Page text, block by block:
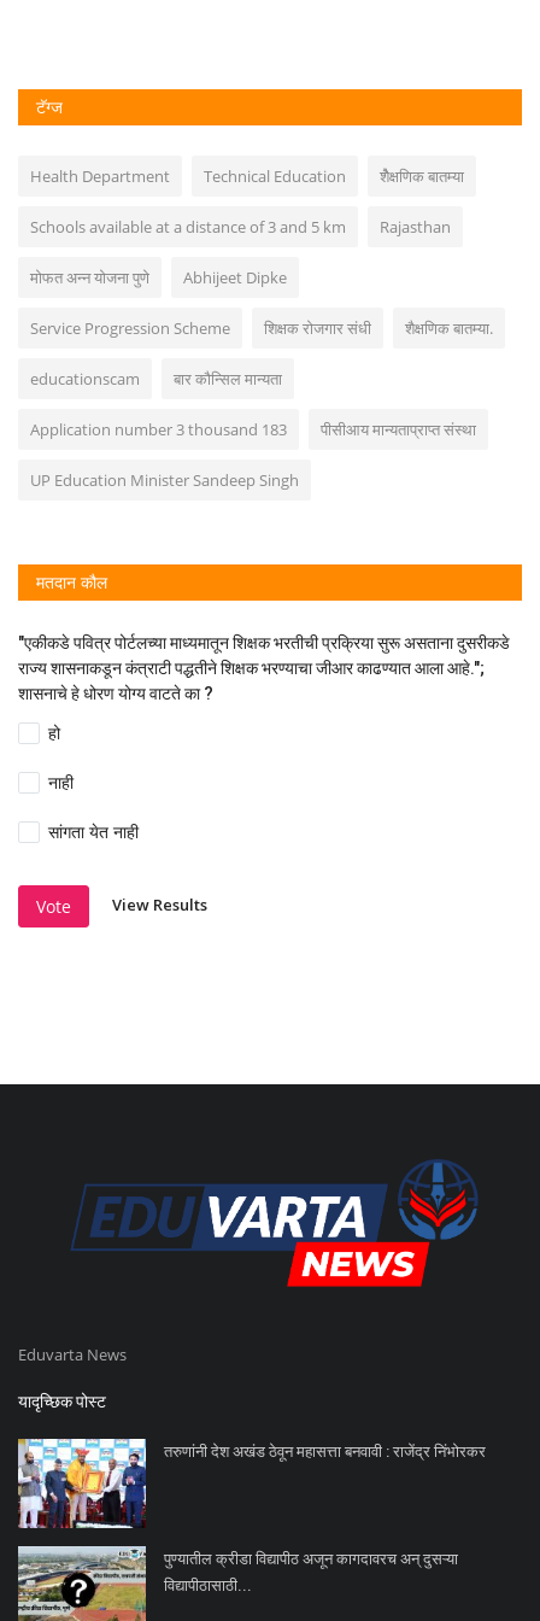
टॅग्ज
Health Department Technical Education शैेक्षणिक बातम्या
Schools available at a distance of 3 and 5 km Rajasthan
मोफत अन्न योजना पुणे Abhijeet Dipke
Service Progression Scheme शिक्षक रोजगार संधी शैक्षणिक बातम्या.
educationscam बार कौन्सिल मान्यता
Application number 3 thousand 183 पीसीआय मान्यताप्राप्त संस्था
UP Education Minister Sandeep Singh
मतदान कौल
"एकीकडे पवित्र पोर्टलच्या माध्यमातून शिक्षक भरतीची प्रक्रिया सुरू असताना दुसरीकडे
राज्य शासनाकडून कंत्राटी पद्धतीने शिक्षक भरण्याचा जीआर काढण्यात आला आहे.";
शासनाचे हे धोरण योग्य वाटते का ?
हो
नाही
सांगता येत नाही
Vote View Results
Eduvarta News
यादृच्छिक पोस्ट
तरुणांनी देश अखंड ठेवून महासत्ता बनवावी : राजेंद्र निंभोरकर
पुण्यातील क्रीडा विद्यापीठ अजून कागदावरच अन् दुसऱ्या
विद्यापीठासाठी...